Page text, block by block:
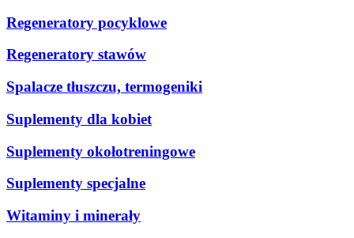
Regeneratory pocyklowe
Regeneratory stawów
Spalacze tłuszczu, termogeniki
Suplementy dla kobiet
Suplementy okołotreningowe
Suplementy specjalne
Witaminy i minerały